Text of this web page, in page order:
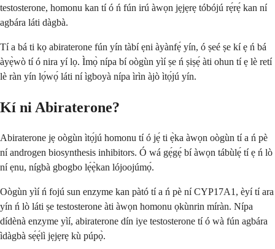
testosterone, homonu kan tí ó ń fún irú àwọn jẹjẹrẹ tóbójú rẹ́rẹ́ kan ní
agbára láti dàgbà.
Tí a bá ti kọ abiraterone fún yín tàbí ẹni àyànfẹ́ yín, ó ṣeé ṣe kí ẹ ń bá
àyẹ̀wò tí ó nira yí lọ. Ìmọ̀ nípa bí oògùn yìí ṣe ń ṣiṣẹ́ àti ohun tí ẹ lè retí
lè ràn yín lọ́wọ́ láti ní ìgboyà nípa ìrìn àjò ìtọ́jú yín.
Kí ni Abiraterone?
Abiraterone jẹ oògùn ìtọ́jú homonu tí ó jẹ́ ti ẹ̀ka àwọn oògùn tí a ń pè
ní androgen biosynthesis inhibitors. Ó wá gẹ́gẹ́ bí àwọn tábùlẹ́ tí ẹ ń lò
ní ẹnu, nígbà gbogbo lẹ́ẹ̀kan lójoojúmọ́.
Oògùn yìí ń fojú sun enzyme kan pàtó tí a ń pè ní CYP17A1, èyí tí ara
yín ń lò láti ṣe testosterone àti àwọn homonu ọkùnrin míràn. Nípa
dídènà enzyme yìí, abiraterone dín iye testosterone tí ó wà fún agbára
ìdàgbà sẹ́ẹ́lì jẹjẹrẹ kù púpọ̀.